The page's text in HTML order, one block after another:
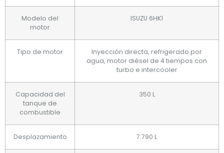
Modelo del
motor
ISUZU 6HK1
Tipo de motor
Inyección directa, refrigerado por
agua, motor diésel de 4 tiempos con
turbo e intercooler
Capacidad del
tanque de
combustible
350 L
Desplazamiento 7.790 L